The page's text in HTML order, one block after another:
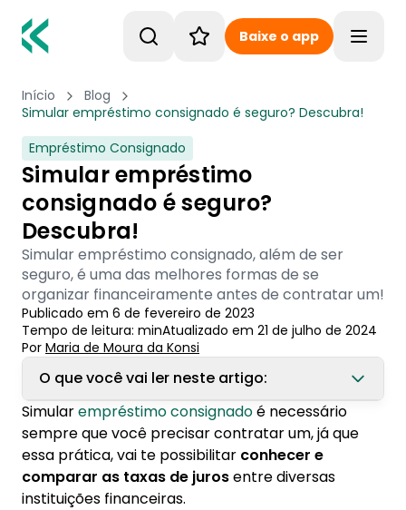
Baixe o app
Início
Blog
Simular empréstimo consignado é seguro? Descubra!
Empréstimo Consignado
Simular empréstimo
consignado é seguro?
Descubra!
Simular empréstimo consignado, além de ser
seguro, é uma das melhores formas de se
organizar financeiramente antes de contratar um!
Publicado em 6 de fevereiro de 2023
Tempo de leitura: minAtualizado em 21 de julho de 2024
Por Maria de Moura da Konsi
O que você vai ler neste artigo:
1. O que é empréstimo consignado?
2. Por que o empréstimo consignado é a
melhor opção?
Simularempréstimo consignadoé necessário
sempre que você precisar contratar um, já que
essa prática, vai te possibilitar conhecer e
comparar as taxas de jurosentre diversas
instituições financeiras.